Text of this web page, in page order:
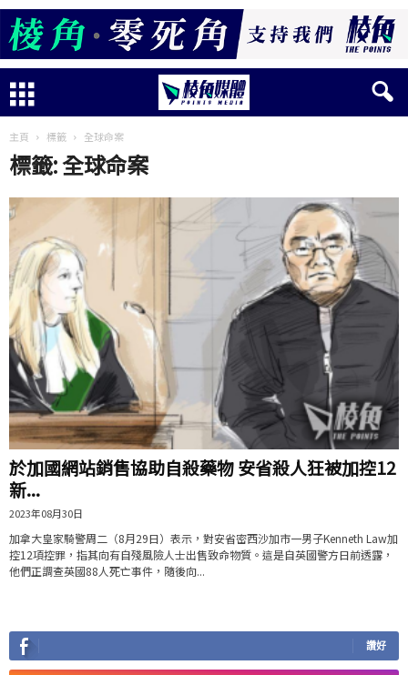
主頁 標籤 全球命案
標籤: 全球命案
於加國網站銷售協助自殺藥物 安省殺人狂被加控12
新...
2023年08月30日
加拿大皇家騎警周二（8月29日）表示，對安省密西沙加市一男子Kenneth Law加
控12項控罪，指其向有自殘風險人士出售致命物質。這是自英國警方日前透露，
他們正調查英國88人死亡事件，隨後向...
讚好